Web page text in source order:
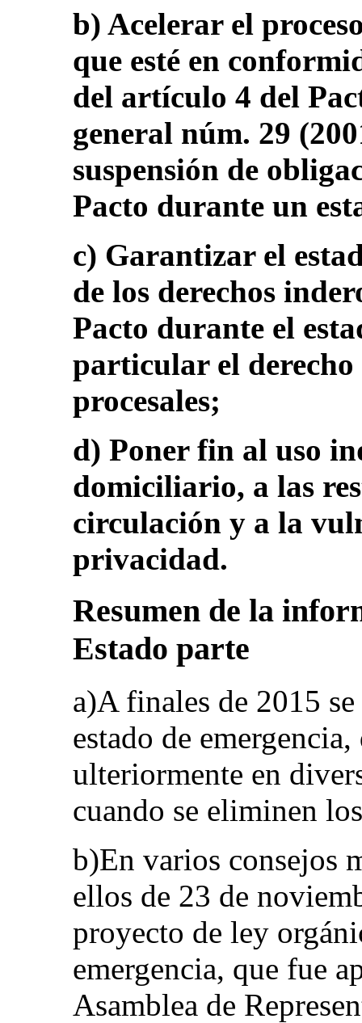
b) Acelerar el
que esté en
del artículo 4 del
general núm. 29
suspensión de
Pacto durante un
c) Garantizar el
de los derechos
Pacto durante el
particular el
procesales;
d) Poner fin al uso
domiciliario, a las
circulación y a la
privacidad.
Resumen de la
Estado parte
a)A finales de 2015
estado de
ulteriormente en
cuando se eliminen
b)En varios consejos
ellos de 23 de
proyecto de ley
emergencia, que fue
Asamblea de